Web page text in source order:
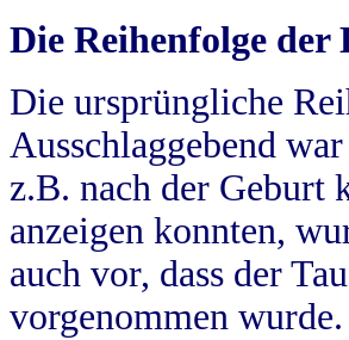
Die Reihenfolge der
Die ursprüngliche
Ausschlaggebend
z.B. nach der Geburt
anzeigen konnten,
auch vor, dass der
vorgenommen